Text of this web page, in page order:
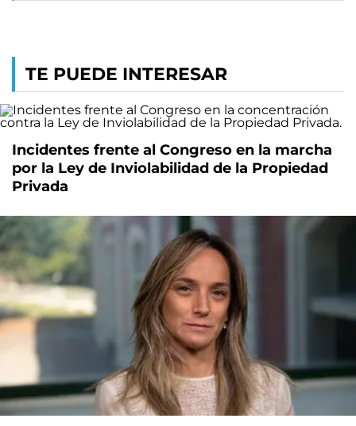
TE PUEDE INTERESAR
Incidentes frente al Congreso en la marcha
por la Ley de Inviolabilidad de la Propiedad
Privada